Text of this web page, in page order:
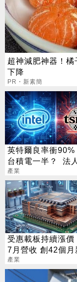
超神減肥神器！
下降
PR・新素簡
英特爾良率衝90%
台積電一半？ 法
台廠」機會來了
產業
受惠載板持續漲價
7月營收 創42個月
產業